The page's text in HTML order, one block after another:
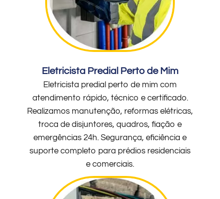
Eletricista Predial Perto de Mim
Eletricista predial perto de mim com
atendimento rápido, técnico e certificado.
Realizamos manutenção, reformas elétricas,
troca de disjuntores, quadros, fiação e
emergências 24h. Segurança, eficiência e
suporte completo para prédios residenciais
e comerciais.